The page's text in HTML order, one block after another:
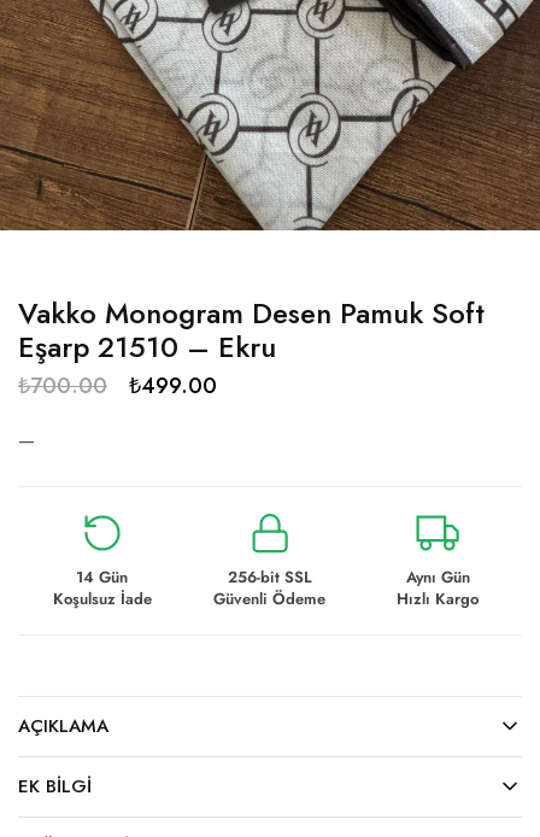
Vakko Monogram Desen Pamuk Soft
Eşarp 21510 – Ekru
₺700.00 ₺499.00
—
14 Gün
Koşulsuz İade
256-bit SSL
Güvenli Ödeme
Aynı Gün
Hızlı Kargo
AÇIKLAMA
EK BILGI